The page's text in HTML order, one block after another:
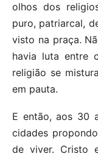
olhos dos
puro, patriarcal,
visto na praça.
havia luta entre
religião se
em pauta.
E então, aos 30
cidades
de viver. Cristo